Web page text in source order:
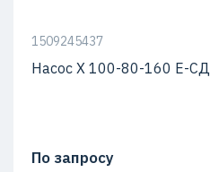
1509245437
Насос Х 100-80-160 Е-СД
По запросу